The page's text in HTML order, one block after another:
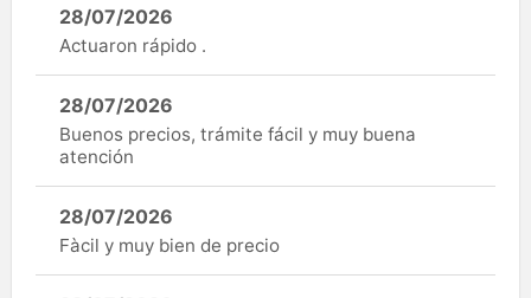
28/07/2026
Actuaron rápido .
28/07/2026
Buenos precios, trámite fácil y muy buena
atención
28/07/2026
Fàcil y muy bien de precio